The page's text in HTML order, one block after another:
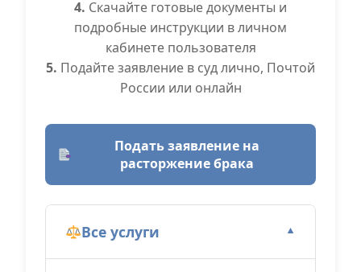
4. Скачайте готовые документы и
подробные инструкции в личном
кабинете пользователя
5. Подайте заявление в суд лично, Почтой
России или онлайн
Подать заявление на
расторжение брака
Все услуги ▼